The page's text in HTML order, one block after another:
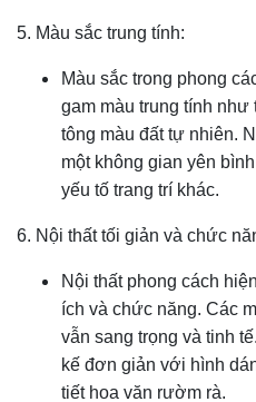
5. Màu sắc trung tính:
Màu sắc trong phong
gam màu trung tính như
tông màu đất tự nhiên.
một không gian yên
yếu tố trang trí khác.
6. Nội thất tối giản và chức
Nội thất phong cách
ích và chức năng. Các
vẫn sang trọng và tinh
kế đơn giản với hình
tiết hoa văn rườm rà.